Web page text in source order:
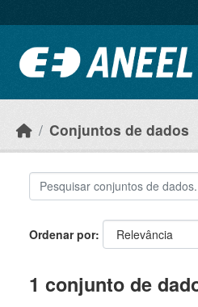
Conjuntos de dados
Ordenar por
1 conjunto de